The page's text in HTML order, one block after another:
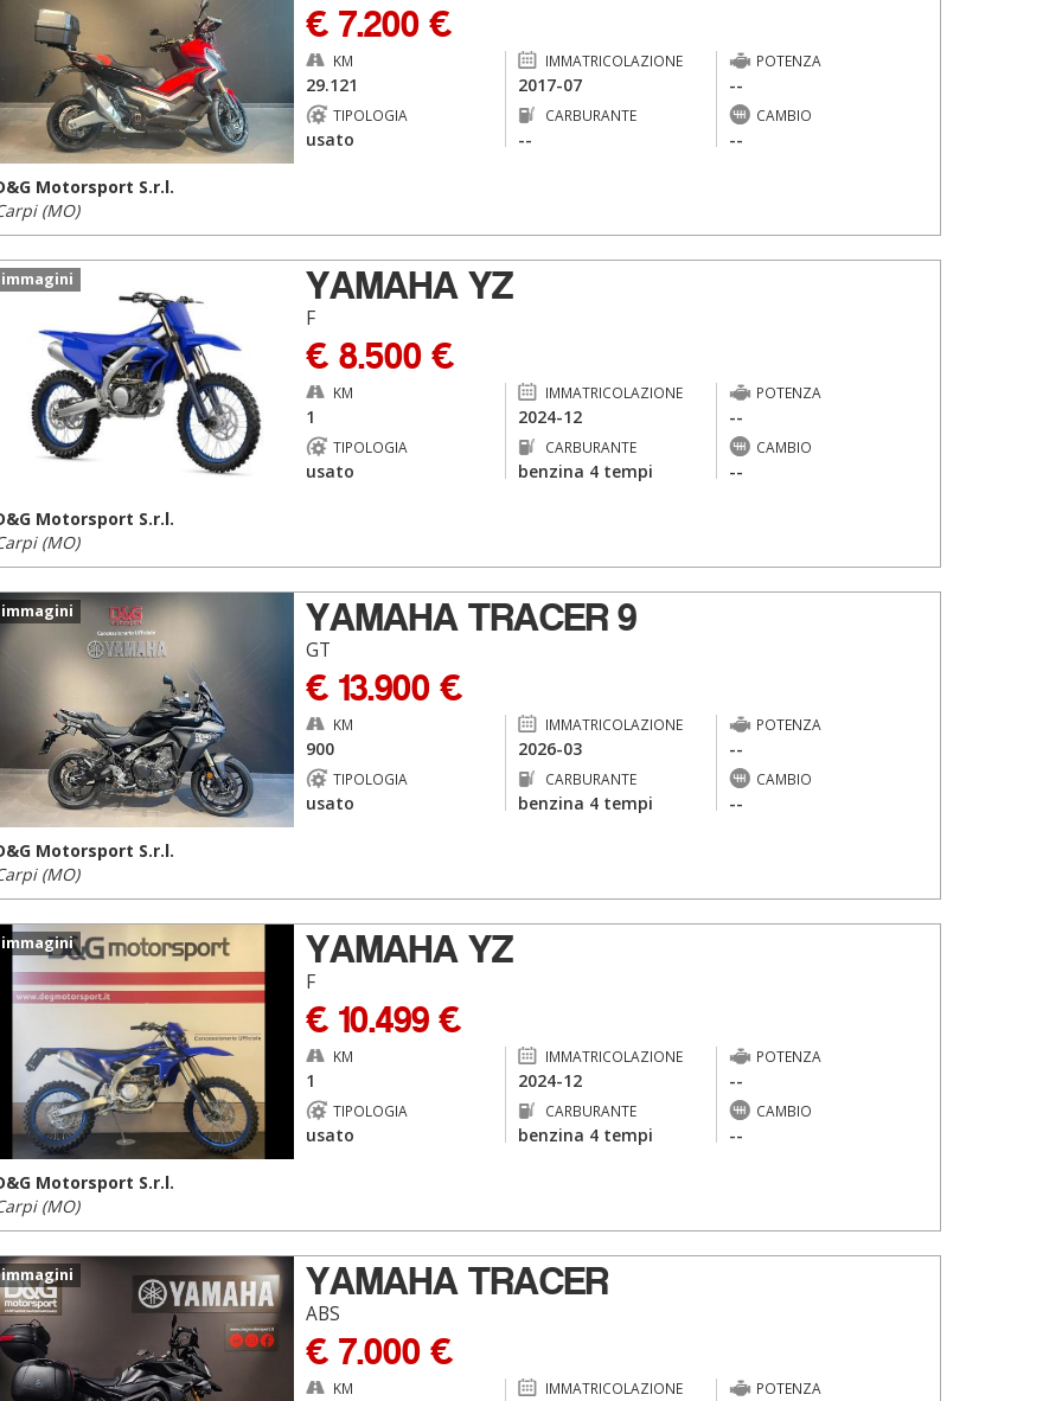
€ 7.200 €
KM
29.121
IMMATRICOLAZIONE
2017-07
POTENZA
--
TIPOLOGIA
usato
CARBURANTE
--
CAMBIO
--
Motorsport S.r.l.
(MO)
immagini YAMAHA YZ
F
€ 8.500 €
KM
1
IMMATRICOLAZIONE
2024-12
POTENZA
--
TIPOLOGIA
usato
CARBURANTE
benzina 4 tempi
CAMBIO
--
Motorsport S.r.l.
(MO)
immagini YAMAHA TRACER 9
GT
€ 13.900 €
KM
900
IMMATRICOLAZIONE
2026-03
POTENZA
--
TIPOLOGIA
usato
CARBURANTE
benzina 4 tempi
CAMBIO
--
Motorsport S.r.l.
(MO)
immagini YAMAHA YZ
F
€ 10.499 €
KM
1
IMMATRICOLAZIONE
2024-12
POTENZA
--
TIPOLOGIA
usato
CARBURANTE
benzina 4 tempi
CAMBIO
--
Motorsport S.r.l.
(MO)
immagini YAMAHA TRACER
ABS
€ 7.000 €
KM IMMATRICOLAZIONE POTENZA